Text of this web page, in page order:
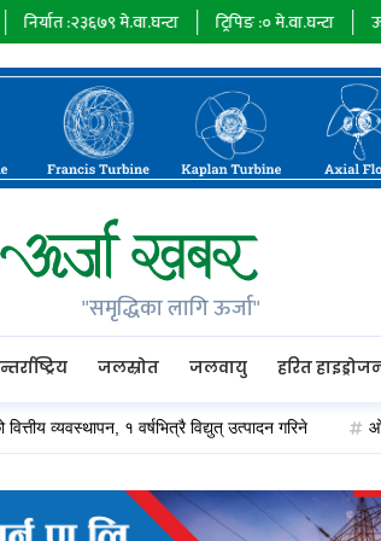
मे.वा.घन्टा ट्रिपिङ :० मे.वा.घन्टा ऊर्जा माग :
"समृद्धिका लागि ऊर्जा"
जलस्रोत जलवायु हरित
१ वर्षभित्रै विद्युत् उत्पादन गरिने ओएन्डएम